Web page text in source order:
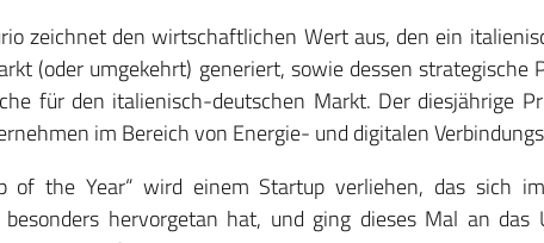
zeichnet den wirtschaftlichen Wert aus, den ein
(oder umgekehrt) generiert, sowie dessen strategische
für den italienisch-deutschen Markt. Der diesjährige
im Bereich von Energie- und digitalen
of the Year“ wird einem Startup verliehen, das sich
besonders hervorgetan hat, und ging dieses Mal an das